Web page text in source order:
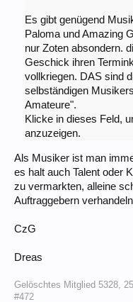
Es gibt genügend
Paloma und Amazing
nur Zoten absondern.
Geschick ihren
vollkriegen. DAS sind
selbständigen
Amateure".
Klicke in dieses Feld,
anzuzeigen.
Als Musiker ist man
es halt auch Talent oder
zu vermarkten, alleine
Auftraggebern
CzG
Dreas
Gelöschtes Mitglied 5328
#472